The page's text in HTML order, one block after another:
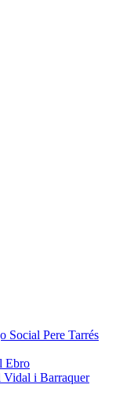
Social Pere Tarrés
Ebro
Vidal i Barraquer